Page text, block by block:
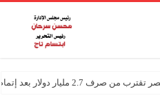
دولار بعد إتمام المراجعتين